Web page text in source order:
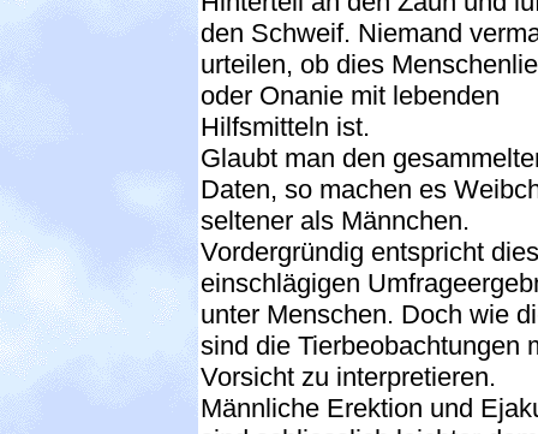
den Schweif. Niemand
urteilen, ob dies
oder Onanie mit lebenden
Hilfsmitteln ist.
Glaubt man den
Daten, so machen es
seltener als Männchen.
Vordergründig entspricht dies
einschlägigen
unter Menschen. Doch wie
sind die Tierbeobachtungen
Vorsicht zu interpretieren.
Männliche Erektion und